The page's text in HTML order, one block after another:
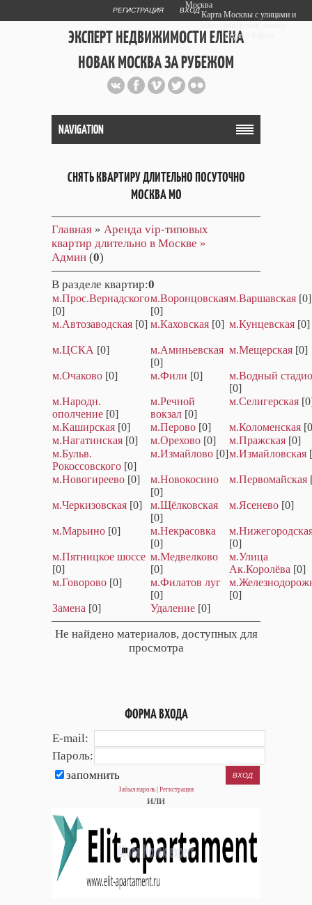
РЕГИСТРАЦИЯ ВХОД
ЭКСПЕРТ НЕДВИЖИМОСТИ ЕЛЕНА
НОВАК МОСКВА ЗА РУБЕЖОМ
Публичный сайт эксперта автора
web дизайнера+7 903 708 1884
NAVIGATION
СНЯТЬ КВАРТИРУ ДЛИТЕЛЬНО ПОСУТОЧНО
МОСКВА МО
Главная » Аренда vip-типовых
квартир длительно в Москве »
Админ (0)
В разделе квартир:0
м.Прос.Вернадского
[0]
м.Воронцовская
[0]
м.Варшавская [0]
м.Автозаводская [0] м.Каховская [0] м.Кунцевская [0]
м.ЦСКА [0]
м.Аминьевская
[0]
м.Мещерская [0]
м.Очаково [0] м.Фили [0]
м.Водный
[0]
м.Народн.
ополчение [0]
м.Речной
вокзал [0]
м.Селигерская
м.Каширская [0] м.Перово [0] м.Коломенская
м.Нагатинская [0] м.Орехово [0] м.Пражская [0]
м.Бульв.
Рокоссовского [0]
м.Измайлово [0]м.Измайловская
м.Новогиреево [0]
м.Новокосино
[0]
м.Первомайская
м.Черкизовская [0]
м.Щёлковская
[0]
м.Ясенево [0]
м.Марьино [0]
м.Некрасовка
[0]
[0]
м.Пятницкое шоссе
[0]
м.Медвелково
[0]
м.Улица
Ак.Королёва [0]
м.Говорово [0]
м.Филатов луг
[0]
[0]
Замена [0] Удаление [0]
Не найдено материалов, доступных для
просмотра
ФОРМА ВХОДА
E-mail:
Пароль:
запомнить
Забыл пароль Регистрация
или
Москва
Карта Москвы с улицами и
Яндекс.Карты